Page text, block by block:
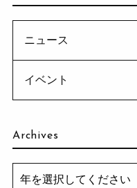
ニュース
イベント
Archives